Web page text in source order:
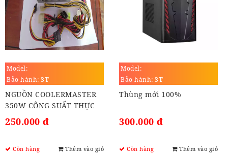
Model:
Bảo hành: 3T
NGUỒN COOLERMASTER
350W CÔNG SUẤT THỰC
250.000 đ
Còn hàng Thêm vào giỏ
Model:
Bảo hành: 3T
Thùng mới 100%
300.000 đ
Còn hàng Thêm vào giỏ